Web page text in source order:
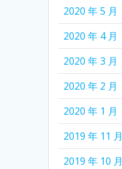
2020 年 5 月
2020 年 4 月
2020 年 3 月
2020 年 2 月
2020 年 1 月
2019 年 11 月
2019 年 10 月